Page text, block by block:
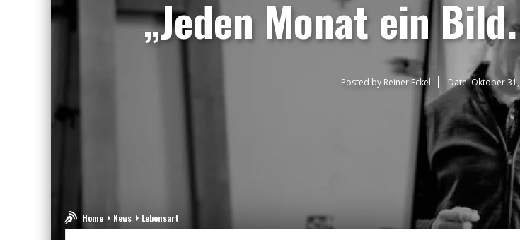
„Jeden Monat ein
Posted by Reiner Eckel Date:Oktober
Home News Lebensart